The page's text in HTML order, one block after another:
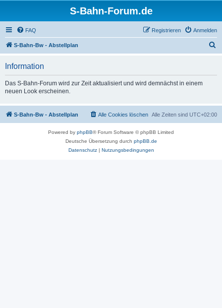
S-Bahn-Forum.de
FAQ Anmelden
Registrieren
S-Bahn-Bw - Abstellplan
Information
Das S-Bahn-Forum wird zur Zeit aktualisiert und wird demnächst in einem
neuen Look erscheinen.
S-Bahn-Bw - Abstellplan Alle Zeiten sind UTC+02:00
Alle Cookies löschen
Powered by phpBB® Forum Software © phpBB Limited
Deutsche Übersetzung durch phpBB.de
Datenschutz| Nutzungsbedingungen